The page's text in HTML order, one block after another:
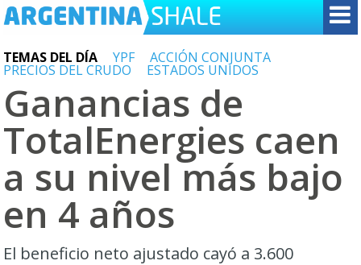
TEMAS DEL DÍA YPF ACCIÓN CONJUNTA
PRECIOS DEL CRUDO ESTADOS UNIDOS
Ganancias de
TotalEnergies caen
a su nivel más bajo
en 4 años
El beneficio neto ajustado cayó a 3.600